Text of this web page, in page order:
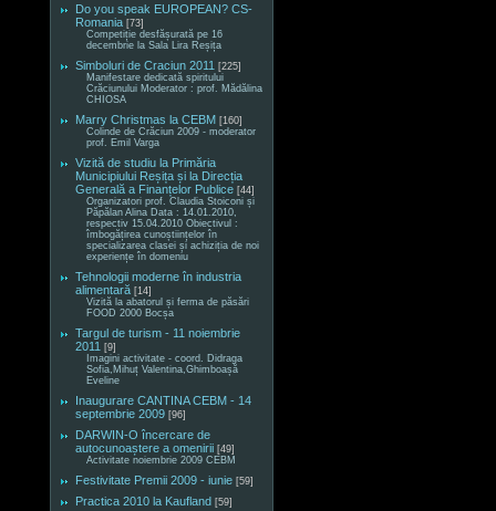
Do you speak EUROPEAN? CS-
Romania [73]
Competiție desfășurată pe 16
decembrie la Sala Lira Reșița
Simboluri de Craciun 2011 [225]
Manifestare dedicată spiritului
Crăciunului Moderator : prof. Mădălina
CHIOSA
Marry Christmas la CEBM [160]
Colinde de Crăciun 2009 - moderator
prof. Emil Varga
Vizită de studiu la Primăria
Municipiului Reșița și la Direcția
Generală a Finanțelor Publice [44]
Organizatori prof. Claudia Stoiconi și
Păpălan Alina Data : 14.01.2010,
respectiv 15.04.2010 Obiectivul :
îmbogățirea cunoștiințelor în
specializarea clasei și achiziția de noi
experiențe în domeniu
Tehnologii moderne în industria
alimentară [14]
Vizită la abatorul și ferma de păsări
FOOD 2000 Bocșa
Targul de turism - 11 noiembrie
2011 [9]
Imagini activitate - coord. Didraga
Sofia,Mihuț Valentina,Ghimboașă
Eveline
Inaugurare CANTINA CEBM - 14
septembrie 2009 [96]
DARWIN-O încercare de
autocunoaștere a omenirii [49]
Activitate noiembrie 2009 CEBM
Festivitate Premii 2009 - iunie [59]
Practica 2010 la Kaufland [59]